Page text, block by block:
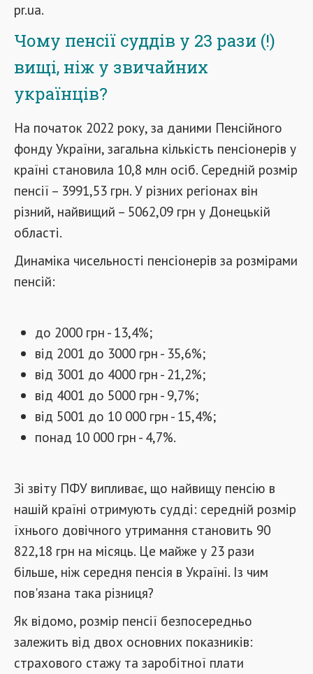
pr.ua.
Чому пенсії суддів у 23 рази (!)
вищі, ніж у звичайних
українців?
На початок 2022 року, за даними Пенсійного
фонду України, загальна кількість пенсіонерів у
країні становила 10,8 млн осіб. Середній розмір
пенсії – 3991,53 грн. У різних регіонах він
різний, найвищий – 5062,09 грн у Донецькій
області.
Динаміка чисельності пенсіонерів за розмірами
пенсій:
до 2000 грн - 13,4%;
від 2001 до 3000 грн - 35,6%;
від 3001 до 4000 грн - 21,2%;
від 4001 до 5000 грн - 9,7%;
від 5001 до 10 000 грн - 15,4%;
понад 10 000 грн - 4,7%.
Зі звіту ПФУ випливає, що найвищу пенсію в
нашій країні отримують судді: середній розмір
їхнього довічного утримання становить 90
822,18 грн на місяць. Це майже у 23 рази
більше, ніж середня пенсія в Україні. Із чим
пов'язана така різниця?
Як відомо, розмір пенсії безпосередньо
залежить від двох основних показників:
страхового стажу та заробітної плати